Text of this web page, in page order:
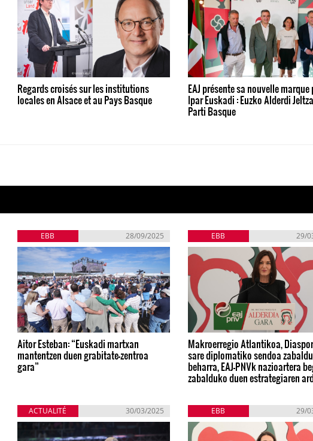
Regards croisés sur les institutions
locales en Alsace et au Pays Basque
EAJ présente sa nouvelle marque
Ipar Euskadi : Euzko Alderdi
Parti Basque
EBB 28/09/2025
Aitor Esteban: “Euskadi martxan
mantentzen duen grabitate-zentroa
gara”
EBB 29/
Makroerregio Atlantikoa,
sare diplomatiko sendoa zabaldu
beharra, EAJ-PNVk nazioartera
zabalduko duen estrategiaren
ACTUALITÉ 30/03/2025 EBB 29/